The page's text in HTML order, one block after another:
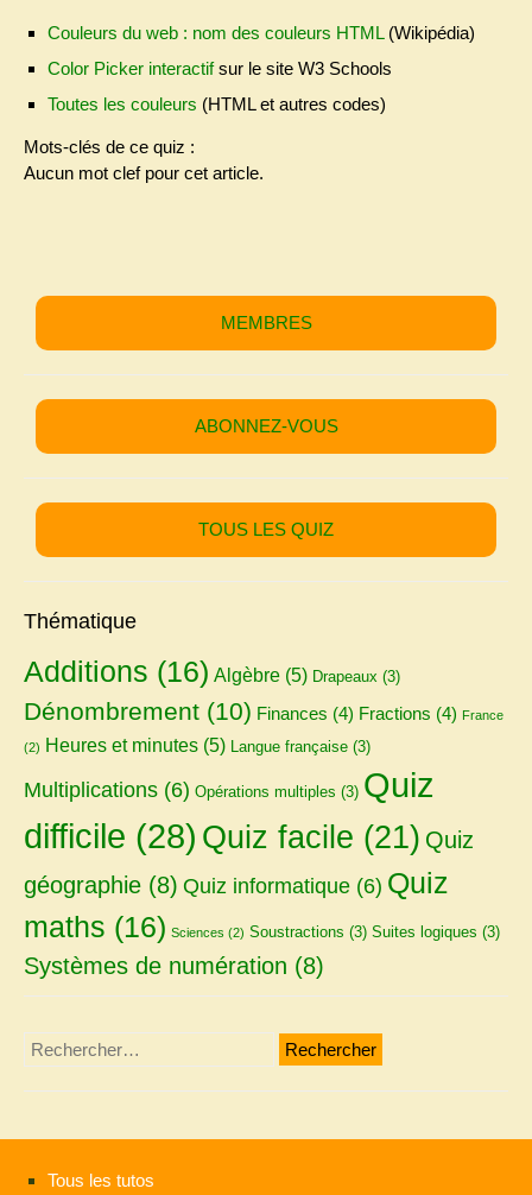
Couleurs du web : nom des couleurs HTML(Wikipédia)
Color Picker interactifsur le site W3 Schools
Toutes les couleurs (HTML et autres codes)
Mots-clés de ce quiz :
Aucun mot clef pour cet article.
MEMBRES
ABONNEZ-VOUS
TOUS LES QUIZ
Thématique
Additions (16) Algèbre (5) Drapeaux (3)
Dénombrement (10) Finances (4) Fractions (4) France
(2) Heures et minutes (5) Langue française (3)
Multiplications (6) Opérations multiples (3) Quiz
difficile (28) Quiz facile (21) Quiz
géographie (8) Quiz informatique (6) Quiz
maths (16) Sciences (2) Soustractions (3) Suites logiques (3)
Systèmes de numération (8)
Rechercher :
Tous les tutos